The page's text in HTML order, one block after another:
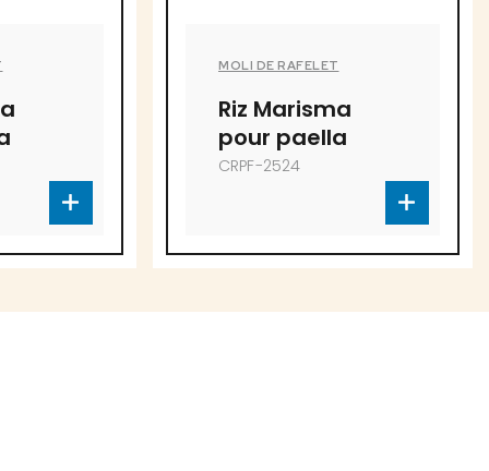
MOLI DE RAFELET
Riz Marisma
pour paella
CRPF-2524